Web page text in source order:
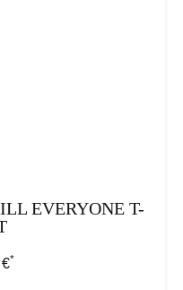
EVERYONE T-
Preis:
*